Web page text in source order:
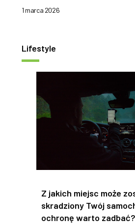
1 marca 2026
Lifestyle
Z jakich miejsc może
skradziony Twój
ochronę warto zadbać?